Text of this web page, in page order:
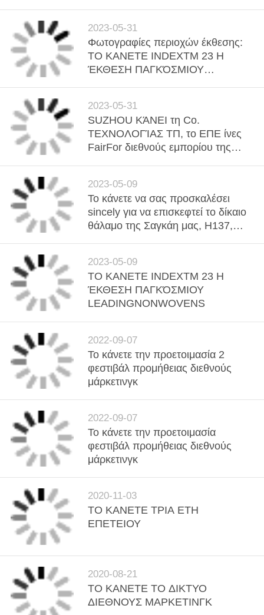
2023-05-31
Φωτογραφίες περιοχών έκθεσης:
ΤΟ ΚΑΝΕΤΕ INDEXTM 23 Η
ΈΚΘΕΣΗ ΠΑΓΚΌΣΜΙΟΥ
2023-05-31
SUZHOU ΚΆΝΕΙ τη Co.
ΤΕΧΝΟΛΟΓΊΑΣ ΤΠ, το ΕΠΕ ίνες
FairFor διεθνούς εμπορίου της
2023-05-09
Το κάνετε να σας προσκαλέσει
sincely για να επισκεφτεί το δίκαιο
θάλαμο της Σαγκάη μας, H137,
2023-05-09
ΤΟ ΚΑΝΕΤΕ INDEXTM 23 Η
ΈΚΘΕΣΗ ΠΑΓΚΌΣΜΙΟΥ
LEADINGNONWOVENS
2022-09-07
Το κάνετε την προετοιμασία 2
φεστιβάλ προμήθειας διεθνούς
μάρκετινγκ
2022-09-07
Το κάνετε την προετοιμασία
φεστιβάλ προμήθειας διεθνούς
μάρκετινγκ
2020-11-03
ΤΟ ΚΑΝΕΤΕ ΤΡΙΑ ΕΤΗ
ΕΠΕΤΕΙΟΥ
2020-08-21
ΤΟ ΚΑΝΕΤΕ ΤΟ ΔΙΚΤΥΟ
ΔΙΕΘΝΟΥΣ ΜΑΡΚΕΤΙΝΓΚ